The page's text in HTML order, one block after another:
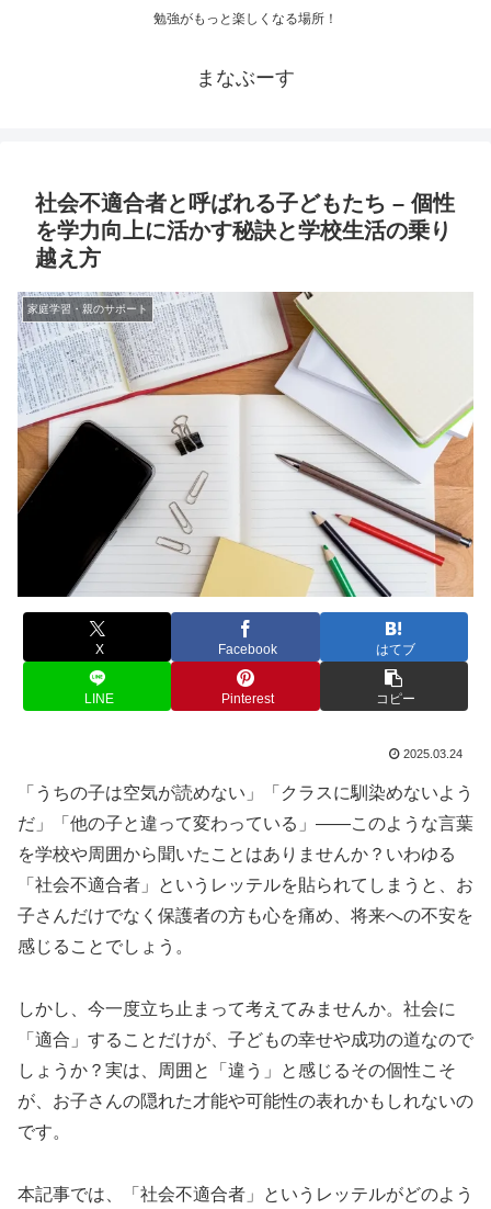
勉強がもっと楽しくなる場所！
まなぶーす
社会不適合者と呼ばれる子どもたち – 個性
を学力向上に活かす秘訣と学校生活の乗り
越え方
家庭学習・親のサポート
X Facebook はてブ
LINE Pinterest コピー
2025.03.24
「うちの子は空気が読めない」「クラスに馴染めないよう
だ」「他の子と違って変わっている」——このような言葉
を学校や周囲から聞いたことはありませんか？いわゆる
「社会不適合者」というレッテルを貼られてしまうと、お
子さんだけでなく保護者の方も心を痛め、将来への不安を
感じることでしょう。
しかし、今一度立ち止まって考えてみませんか。社会に
「適合」することだけが、子どもの幸せや成功の道なので
しょうか？実は、周囲と「違う」と感じるその個性こそ
が、お子さんの隠れた才能や可能性の表れかもしれないの
です。
本記事では、「社会不適合者」というレッテルがどのよう